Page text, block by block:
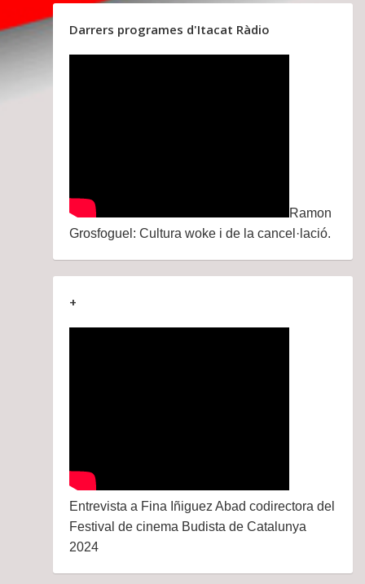
Darrers programes d'Itacat Ràdio
Ramon
Grosfoguel: Cultura woke i de la cancel·lació.
+
Entrevista a Fina Iñiguez Abad codirectora del
Festival de cinema Budista de Catalunya
2024